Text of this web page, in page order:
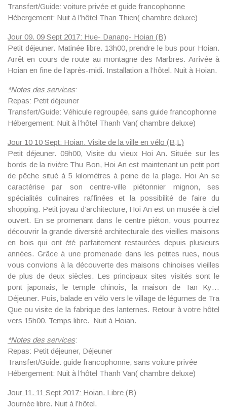
Transfert/Guide: voiture privée et guide francophonne
Hébergement: Nuit à l’hôtel Than Thien( chambre deluxe)
Jour 09. 09 Sept 2017: Hue- Danang- Hoian (B)
Petit déjeuner. Matinée libre. 13h00, prendre le bus pour Hoian.
Arrêt en cours de route au montagne des Marbres. Arrivée à
Hoian en fine de l’après-midi. Installation a l’hôtel. Nuit à Hoian.
*Notes des services:
Repas: Petit déjeuner
Transfert/Guide: Véhicule regroupée, sans guide francophonne
Hébergement: Nuit à l’hôtel Thanh Van( chambre deluxe)
Jour 10 10 Sept: Hoian. Visite de la ville en vélo (B,L)
Petit déjeuner. 09h00, Visite du vieux Hoi An. Située sur les
bords de la rivière Thu Bon, Hoi An est maintenant un petit port
de pêche situé à 5 kilomètres à peine de la plage. Hoi An se
caractérise par son centre-ville piétonnier mignon, ses
spécialités culinaires raffinées et la possibilité de faire du
shopping. Petit joyau d’architecture, Hoi An est un musée à ciel
ouvert. En se promenant dans le centre piéton, vous pourrez
découvrir la grande diversité architecturale des vieilles maisons
en bois qui ont été parfaitement restaurées depuis plusieurs
années. Grâce à une promenade dans les petites rues, nous
vous convions à la découverte des maisons chinoises vieilles
de plus de deux siècles. Les principaux sites visités sont le
pont japonais, le temple chinois, la maison de Tan Ky…
Déjeuner. Puis, balade en vélo vers le village de légumes de Tra
Que ou visite de la fabrique des lanternes. Retour à votre hôtel
vers 15h00. Temps libre. Nuit à Hoian.
*Notes des services:
Repas: Petit déjeuner, Déjeuner
Transfert/Guide: guide francophonne, sans voiture privée
Hébergement: Nuit à l’hôtel Thanh Van( chambre deluxe)
Jour 11. 11 Sept 2017: Hoian. Libre (B)
Journée libre. Nuit à l’hôtel.